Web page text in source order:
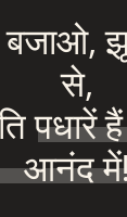
से,
पधारें
आनंद